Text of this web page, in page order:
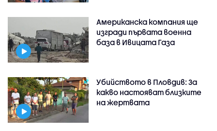
Американска компания ще
изгради първата военна
база в Ивицата Газа
Убийството в Пловдив: За
какво настояват близките
на жертвата